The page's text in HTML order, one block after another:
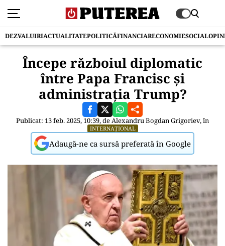
DEZVALUIRIACTUALITATEPOLITICĂFINANCIARECONOMIESOCIAL
Începe războiul diplomatic
între Papa Francisc și
administrația Trump?
Publicat: 13 feb. 2025, 10:39, deAlexandru Bogdan Grigoriev, în
INTERNAȚIONAL
Adaugă-ne ca sursă preferată în Google